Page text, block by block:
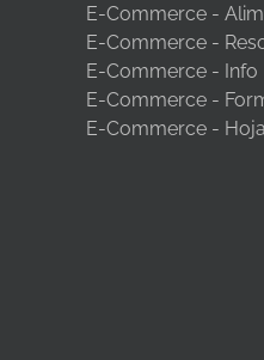
E-Commerce -
E-Commerce -
E-Commerce - Info
E-Commerce -
E-Commerce -